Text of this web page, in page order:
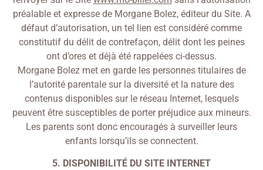
préalable et expresse de Morgane Bolez, éditeur du Site. A
défaut d’autorisation, un tel lien est considéré comme
constitutif du délit de contrefaçon, délit dont les peines
ont d’ores et déjà été rappelées ci-dessus.
Morgane Bolez met en garde les personnes titulaires de
l’autorité parentale sur la diversité et la nature des
contenus disponibles sur le réseau Internet, lesquels
peuvent être susceptibles de porter préjudice aux mineurs.
Les parents sont donc encouragés à surveiller leurs
enfants lorsqu’ils se connectent.
5. DISPONIBILITÉ DU SITE INTERNET